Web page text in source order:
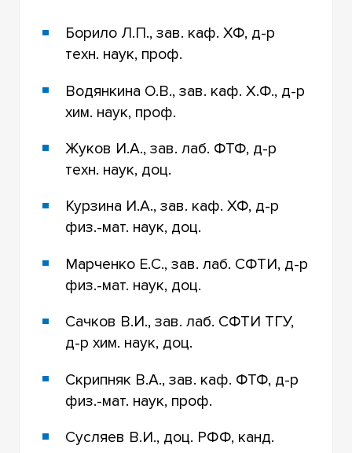
Борило Л.П., зав. каф. ХФ, д-р
техн. наук, проф.
Водянкина О.В., зав. каф. Х.Ф., д-р
хим. наук, проф.
Жуков И.А., зав. лаб. ФТФ, д-р
техн. наук, доц.
Курзина И.А., зав. каф. ХФ, д-р
физ.-мат. наук, доц.
Марченко Е.С., зав. лаб. СФТИ, д-р
физ.-мат. наук, доц.
Сачков В.И., зав. лаб. СФТИ ТГУ,
д-р хим. наук, доц.
Скрипняк В.А., зав. каф. ФТФ, д-р
физ.-мат. наук, проф.
Сусляев В.И., доц. РФФ, канд.